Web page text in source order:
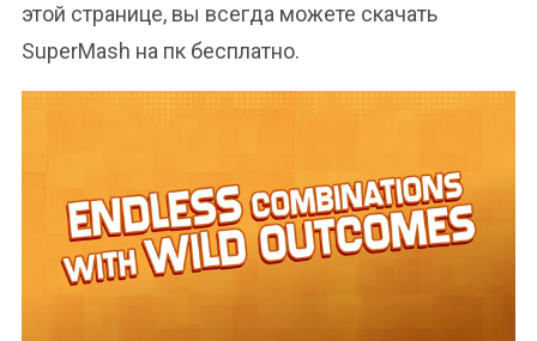
этой странице, вы всегда можете скачать
SuperMash на пк бесплатно.